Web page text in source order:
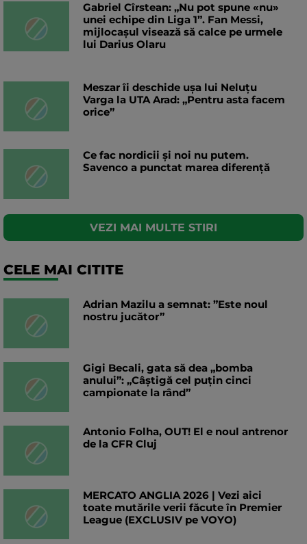
Gabriel Cîrstean: „Nu pot spune «nu»
unei echipe din Liga 1”. Fan Messi,
mijlocașul visează să calce pe urmele
lui Darius Olaru
Meszar îi deschide ușa lui Neluțu
Varga la UTA Arad: „Pentru asta facem
orice”
Ce fac nordicii și noi nu putem.
Savenco a punctat marea diferență
VEZI MAI MULTE STIRI
CELE MAI CITITE
Adrian Mazilu a semnat: ”Este noul
nostru jucător”
Gigi Becali, gata să dea „bomba
anului”: „Câștigă cel puțin cinci
campionate la rând”
Antonio Folha, OUT! El e noul antrenor
de la CFR Cluj
MERCATO ANGLIA 2026 | Vezi aici
toate mutările verii făcute în Premier
League (EXCLUSIV pe VOYO)